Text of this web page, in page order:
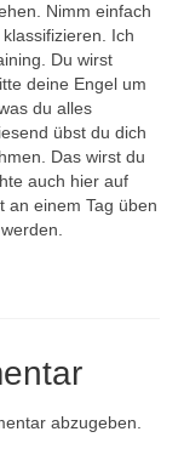
Nimm einfach
Ich
Du wirst
deine Engel um
du alles
übst du dich
Das wirst du
auch hier auf
an einem Tag üben
abzugeben.